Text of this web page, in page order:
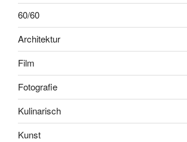
60/60
Architektur
Film
Fotografie
Kulinarisch
Kunst